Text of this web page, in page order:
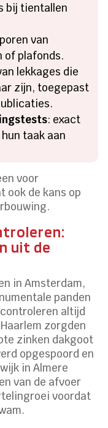
bij tientallen
van
of plafonds.
lekkages die
zijn, toegepast
: exact
taak aan
voor
ook de kans op
uit de
in Amsterdam,
panden
altijd
zorgden
zinken dakgoot
opgespoord en
in Almere
van de afvoer
voordat